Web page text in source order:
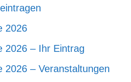
2026
2026 – Ihr Eintrag
2026 – Veranstaltungen